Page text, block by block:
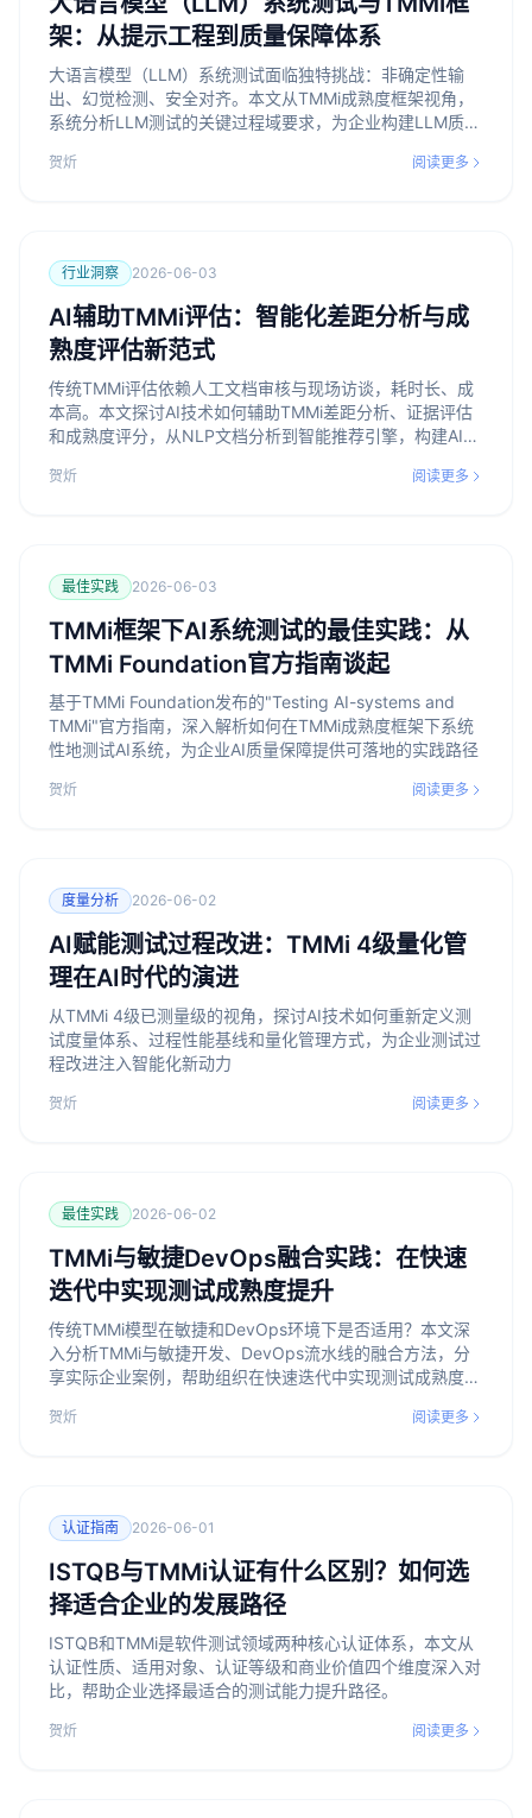
架：从提示工程到质量保障体系
大语言模型（LLM）系统测试面临独特挑战：非确定性输
出、幻觉检测、安全对齐。本文从TMMi成熟度框架视角，
系统分析LLM测试的关键过程域要求，为企业构建LLM质量
贺炘 阅读更多
行业洞察 2026-06-03
AI辅助TMMi评估：智能化差距分析与成
熟度评估新范式
传统TMMi评估依赖人工文档审核与现场访谈，耗时长、成
本高。本文探讨AI技术如何辅助TMMi差距分析、证据评估
和成熟度评分，从NLP文档分析到智能推荐引擎，构建AI辅
贺炘 阅读更多
最佳实践 2026-06-03
TMMi框架下AI系统测试的最佳实践：从
TMMi Foundation官方指南谈起
基于TMMi Foundation发布的"Testing AI-systems and
TMMi"官方指南，深入解析如何在TMMi成熟度框架下系统
性地测试AI系统，为企业AI质量保障提供可落地的实践路径
贺炘 阅读更多
度量分析 2026-06-02
AI赋能测试过程改进：TMMi 4级量化管
理在AI时代的演进
从TMMi 4级已测量级的视角，探讨AI技术如何重新定义测
试度量体系、过程性能基线和量化管理方式，为企业测试过
程改进注入智能化新动力
贺炘 阅读更多
最佳实践 2026-06-02
TMMi与敏捷DevOps融合实践：在快速
迭代中实现测试成熟度提升
传统TMMi模型在敏捷和DevOps环境下是否适用？本文深
入分析TMMi与敏捷开发、DevOps流水线的融合方法，分
享实际企业案例，帮助组织在快速迭代中实现测试成熟度的
贺炘 阅读更多
认证指南 2026-06-01
ISTQB与TMMi认证有什么区别？如何选
择适合企业的发展路径
ISTQB和TMMi是软件测试领域两种核心认证体系，本文从
认证性质、适用对象、认证等级和商业价值四个维度深入对
比，帮助企业选择最适合的测试能力提升路径。
贺炘 阅读更多